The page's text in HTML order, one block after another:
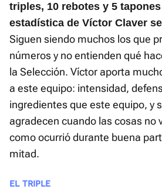
triples, 10 rebotes y 5
estadística de Víctor Claver
Siguen siendo muchos los que
números y no entienden qué
la Selección. Víctor aporta
a este equipo: intensidad,
ingredientes que este equipo, y
agradecen cuando las cosas no
como ocurrió durante buena
mitad.
EL TRIPLE